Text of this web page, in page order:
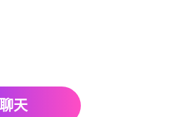
天